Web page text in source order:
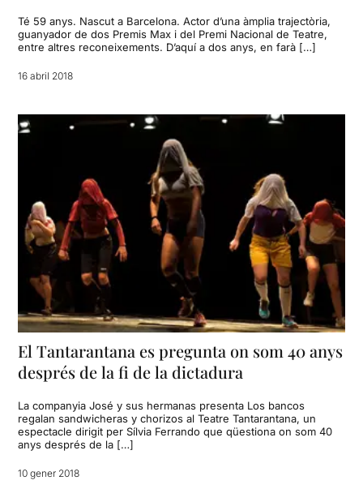
Té 59 anys. Nascut a Barcelona. Actor d’una àmplia trajectòria,
guanyador de dos Premis Max i del Premi Nacional de Teatre,
entre altres reconeixements. D’aquí a dos anys, en farà […]
16 abril 2018
El Tantarantana es pregunta on som 40 anys
després de la fi de la dictadura
La companyia José y sus hermanas presenta Los bancos
regalan sandwicheras y chorizos al Teatre Tantarantana, un
espectacle dirigit per Sílvia Ferrando que qüestiona on som 40
anys després de la […]
10 gener 2018